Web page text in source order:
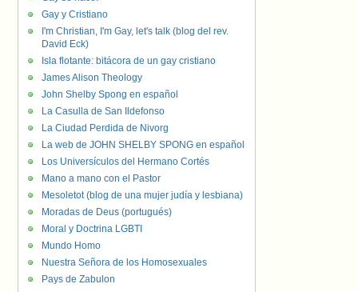
Gay y Cristiano
I'm Christian, I'm Gay, let's talk (blog del rev.
David Eck)
Isla flotante: bitácora de un gay cristiano
James Alison Theology
John Shelby Spong en español
La Casulla de San Ildefonso
La Ciudad Perdida de Nivorg
La web de JOHN SHELBY SPONG en español
Los Universículos del Hermano Cortés
Mano a mano con el Pastor
Mesoletot (blog de una mujer judía y lesbiana)
Moradas de Deus (portugués)
Moral y Doctrina LGBTI
Mundo Homo
Nuestra Señora de los Homosexuales
Pays de Zabulon